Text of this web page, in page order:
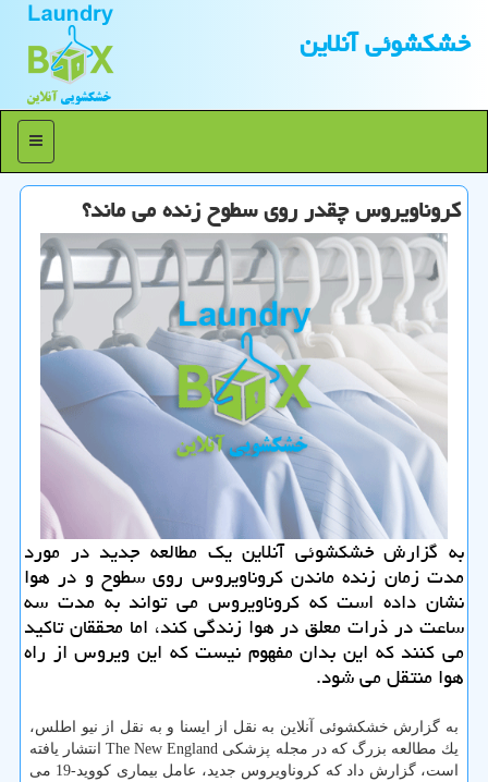
خشكشوئی آنلاین
منو
كروناویروس چقدر روی سطوح زنده می ماند؟
به گزارش خشكشوئی آنلاین یك مطالعه جدید در مورد
مدت زمان زنده ماندن كروناویروس روی سطوح و در هوا
نشان داده است كه كروناویروس می تواند به مدت سه
ساعت در ذرات معلق در هوا زندگی كند، اما محققان تاكید
می كنند كه این بدان مفهوم نیست كه این ویروس از راه
هوا منتقل می شود.
به گزارش خشكشوئی آنلاین به نقل از ایسنا و به نقل از نیو اطلس،
یك مطالعه بزرگ كه در مجله پزشكی The New England انتشار یافته
است، گزارش داد كه كروناویروس جدید، عامل بیماری كووید-19 می